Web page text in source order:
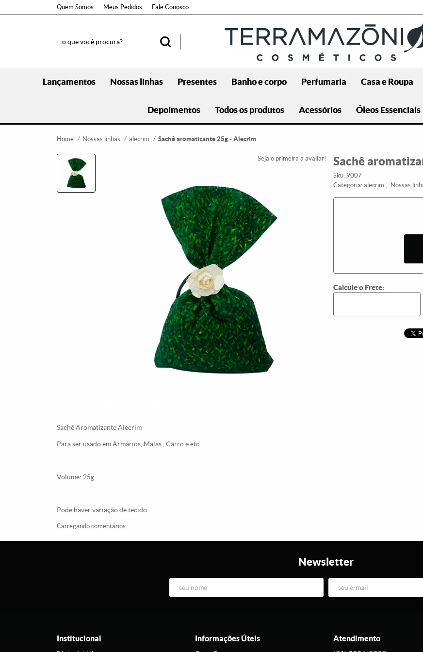
Quem Somos Meus Pedidos Fale Conosco
Lançamentos Nossas linhas Presentes Banho e corpo Perfumaria Casa e Roupa
Depoimentos Todos os produtos Acessórios Óleos Essenciais
Home Nossas linhas alecrim Sachê aromatizante 25g - Alecrim
Seja o primeira a avaliar! Sachê
Sku: 9007
Categoria: alecrim Nossas
Calcule o Frete:
Sachê Aromatizante Alecrim
Para ser usado em Armários, Malas , Carro e etc.
Volume: 25g
Pode haver variação de tecido.
Carregando comentários ...
Newsletter
Institucional Informações Úteis
Atendimento